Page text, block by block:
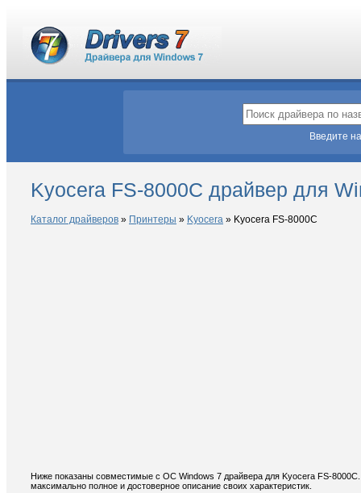
Введите
Kyocera FS-8000C драйвер для
Каталог драйверов » Принтеры » Kyocera » Kyocera FS-8000C
Ниже показаны совместимые с ОС Windows 7 драйвера для Kyocera FS-
максимально полное и достоверное описание своих характеристик.